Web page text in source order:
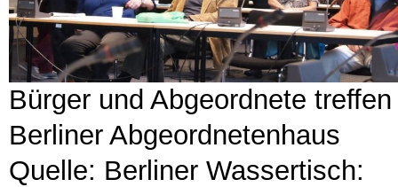
Bürger und Abgeordnete
Berliner Abgeordnetenhaus
Quelle: Berliner Wassertisch: